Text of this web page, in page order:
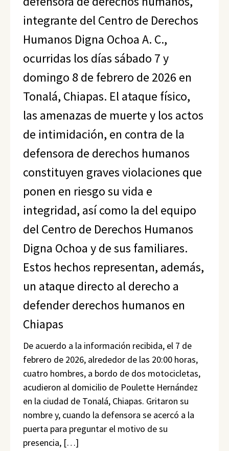
integrante del Centro de Derechos
Humanos Digna Ochoa A. C.,
ocurridas los días sábado 7 y
domingo 8 de febrero de 2026 en
Tonalá, Chiapas. El ataque físico,
las amenazas de muerte y los actos
de intimidación, en contra de la
defensora de derechos humanos
constituyen graves violaciones que
ponen en riesgo su vida e
integridad, así como la del equipo
del Centro de Derechos Humanos
Digna Ochoa y de sus familiares.
Estos hechos representan, además,
un ataque directo al derecho a
defender derechos humanos en
Chiapas
De acuerdo a la información recibida, el 7 de
febrero de 2026, alrededor de las 20:00 horas,
cuatro hombres, a bordo de dos motocicletas,
acudieron al domicilio de Poulette Hernández
en la ciudad de Tonalá, Chiapas. Gritaron su
nombre y, cuando la defensora se acercó a la
puerta para preguntar el motivo de su
presencia, […]